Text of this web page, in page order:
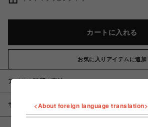
カートに入れる
お気に入りアイテムに追加
アイテム説明 / 素材
サイズ <About foreign language translation>